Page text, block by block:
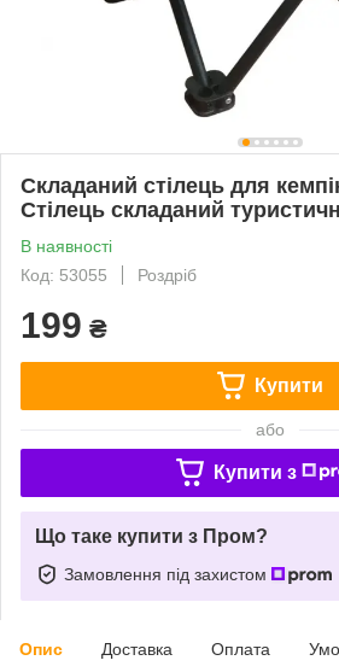
Складаний стілець для
Стілець складаний
В наявності
Код: 53055
Роздріб
199 ₴
Купити
або
Купити з
Що таке купити з Пром?
Замовлення під захистом
Опис Доставка Оплата